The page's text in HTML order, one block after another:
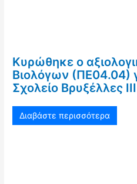
Κυρώθηκε ο
Βιολόγων (ΠΕ04.04)
Σχολείο Βρυξέλλες ΙΙΙ
Διαβάστε περισσότερα